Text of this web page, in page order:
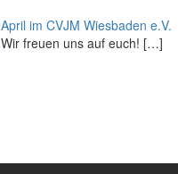
April im CVJM Wiesbaden e.V.
Wir freuen uns auf euch! […]